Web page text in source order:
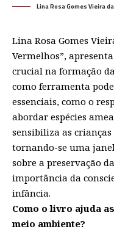
Lina Rosa Gomes Vieira
Lina Rosa Gomes
Vermelhos”,
crucial na formação
como ferramenta
essenciais, como o
abordar espécies
sensibiliza as
tornando-se uma
sobre a preservação
importância da
infância.
Como o livro ajuda
meio ambiente?